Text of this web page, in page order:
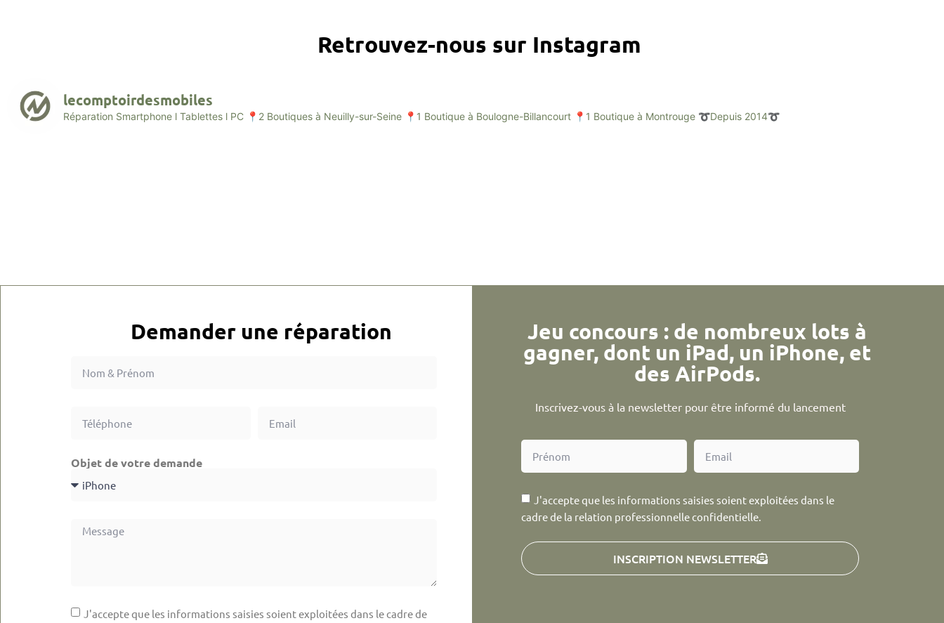
Retrouvez-nous sur Instagram
lecomptoirdesmobiles
Réparation Smartphone l Tablettes l PC 📍2 Boutiques à Neuilly-sur-Seine 📍1 Boutique à Boulogne-Billancourt 📍1 Boutique à Montrouge ➰Depuis 2014➰
Demander une réparation
Objet de votre demande
J'accepte que les informations saisies soient exploitées dans le cadre de
Jeu concours : de nombreux lots à
gagner, dont un iPad, un iPhone, et
des AirPods.
Inscrivez-vous à la newsletter pour être informé du lancement
J'accepte que les informations saisies soient exploitées dans le
cadre de la relation professionnelle confidentielle.
INSCRIPTION NEWSLETTER